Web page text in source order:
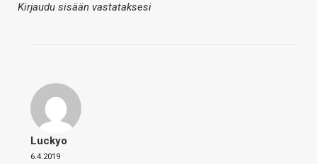
Kirjaudu sisään vastataksesi
Luckyo
6.4.2019